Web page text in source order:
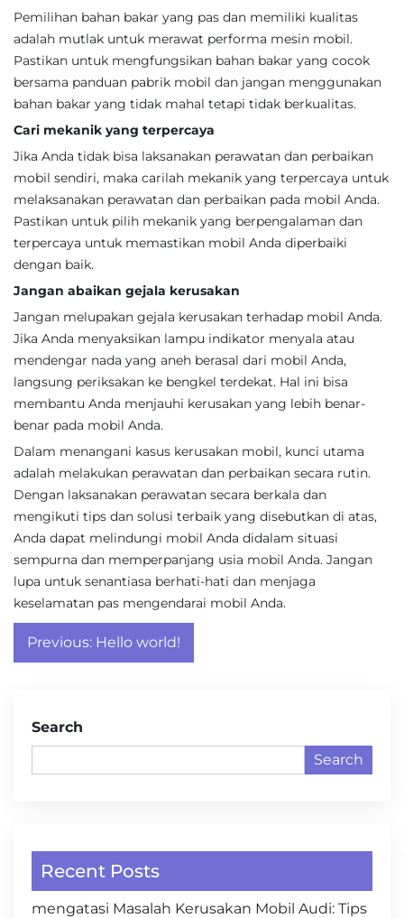
Pemilihan bahan bakar yang pas dan memiliki kualitas
adalah mutlak untuk merawat performa mesin mobil.
Pastikan untuk mengfungsikan bahan bakar yang cocok
bersama panduan pabrik mobil dan jangan menggunakan
bahan bakar yang tidak mahal tetapi tidak berkualitas.
Cari mekanik yang terpercaya
Jika Anda tidak bisa laksanakan perawatan dan perbaikan
mobil sendiri, maka carilah mekanik yang terpercaya untuk
melaksanakan perawatan dan perbaikan pada mobil Anda.
Pastikan untuk pilih mekanik yang berpengalaman dan
terpercaya untuk memastikan mobil Anda diperbaiki
dengan baik.
Jangan abaikan gejala kerusakan
Jangan melupakan gejala kerusakan terhadap mobil Anda.
Jika Anda menyaksikan lampu indikator menyala atau
mendengar nada yang aneh berasal dari mobil Anda,
langsung periksakan ke bengkel terdekat. Hal ini bisa
membantu Anda menjauhi kerusakan yang lebih benar-
benar pada mobil Anda.
Dalam menangani kasus kerusakan mobil, kunci utama
adalah melakukan perawatan dan perbaikan secara rutin.
Dengan laksanakan perawatan secara berkala dan
mengikuti tips dan solusi terbaik yang disebutkan di atas,
Anda dapat melindungi mobil Anda didalam situasi
sempurna dan memperpanjang usia mobil Anda. Jangan
lupa untuk senantiasa berhati-hati dan menjaga
keselamatan pas mengendarai mobil Anda.
Post
navigation
Previous: Hello world!
Search
Search
Recent Posts
mengatasi Masalah Kerusakan Mobil Audi: Tips